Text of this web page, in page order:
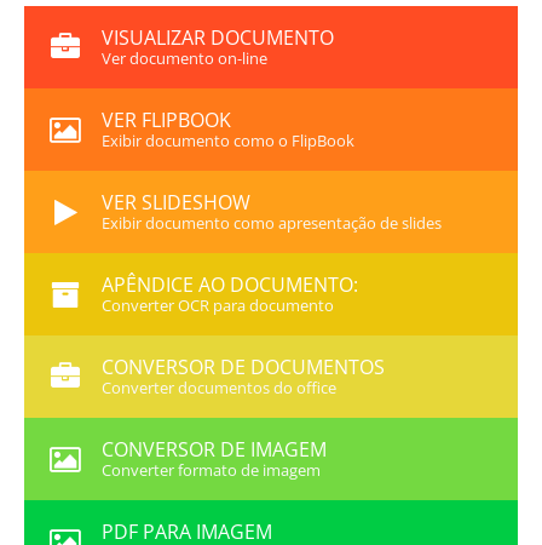
VISUALIZAR DOCUMENTO
Ver documento on-line
VER FLIPBOOK
Exibir documento como o FlipBook
VER SLIDESHOW
Exibir documento como apresentação de slides
APÊNDICE AO DOCUMENTO:
Converter OCR para documento
CONVERSOR DE DOCUMENTOS
Converter documentos do office
CONVERSOR DE IMAGEM
Converter formato de imagem
PDF PARA IMAGEM